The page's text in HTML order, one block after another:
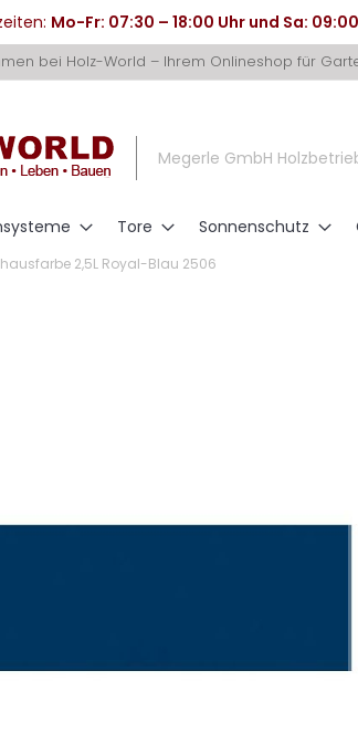
Mo-Fr: 07:30 – 18:00 Uhr und Sa:
bei Holz-World – Ihrem Onlineshop für
Megerle GmbH
Tore Sonnenschutz
2,5L Royal-Blau 2506